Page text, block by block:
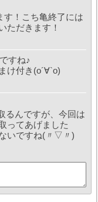
！こち亀終了には
ただきます！
すね♪
け付き(о´∀`о)
んですが、今回は
ってあげました
いですね(〃▽〃)